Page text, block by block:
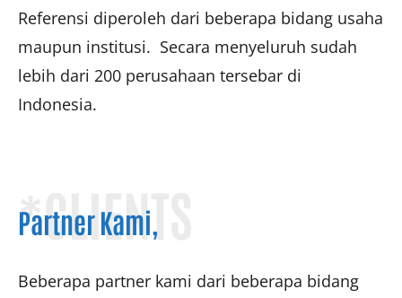
Referensi diperoleh dari beberapa bidang usaha
maupun institusi. Secara menyeluruh sudah
lebih dari 200 perusahaan tersebar di
Indonesia.
*CLIENTS
Partner Kami,
Beberapa partner kami dari beberapa bidang